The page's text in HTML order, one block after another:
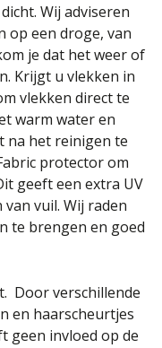
Wij adviseren
op een droge, van
je dat het weer of
Krijgt u vlekken in
vlekken direct te
warm water en
na het reinigen te
protector om
geeft een extra UV
vuil. Wij raden
te brengen en goed
Door verschillende
en haarscheurtjes
geen invloed op de